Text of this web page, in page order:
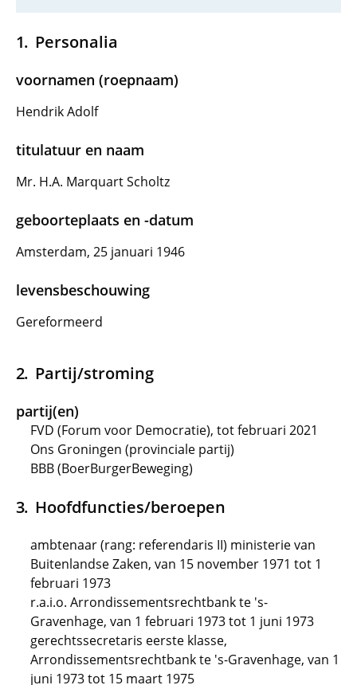
Personalia
voornamen (roepnaam)
Hendrik Adolf
titulatuur en naam
Mr. H.A. Marquart Scholtz
geboorteplaats en -datum
Amsterdam, 25 januari 1946
levensbeschouwing
Gereformeerd
Partij/stroming
partij(en)
FVD (Forum voor Democratie), tot februari 2021
Ons Groningen (provinciale partij)
BBB (BoerBurgerBeweging)
Hoofdfuncties/beroepen
ambtenaar (rang: referendaris II) ministerie van
Buitenlandse Zaken, van 15 november 1971 tot 1
februari 1973
r.a.i.o. Arrondissementsrechtbank te 's-
Gravenhage, van 1 februari 1973 tot 1 juni 1973
gerechtssecretaris eerste klasse,
Arrondissementsrechtbank te 's-Gravenhage, van 1
juni 1973 tot 15 maart 1975